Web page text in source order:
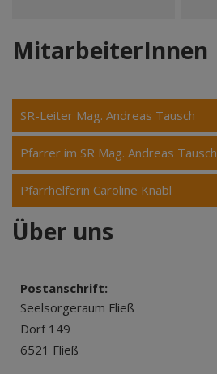
MitarbeiterInnen
SR-Leiter Mag. Andreas Tausch
Pfarrer im SR Mag. Andreas Tausch
Pfarrhelferin Caroline Knabl
Über uns
Postanschrift:
Seelsorgeraum Fließ
Dorf 149
6521 Fließ